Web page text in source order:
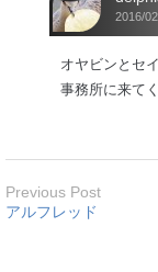
2016/
オヤビンとセ
事務所に来て
Previous Post
アルフレッド